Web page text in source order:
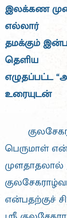
இலக்கண
எல்லார்
தமக்கும்
தெளிய
எழுதப்பட்ட
உரையுடன்
பெருமாள்
முளதாதலால்
என்பதற்குச்